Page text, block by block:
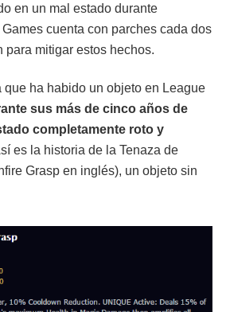
en un mal estado durante
cuenta con parches cada dos
para mitigar estos hechos.
que ha habido un objeto en League
sus más de cinco años de
completamente roto y
es la historia de la Tenaza de
Grasp en inglés), un objeto sin